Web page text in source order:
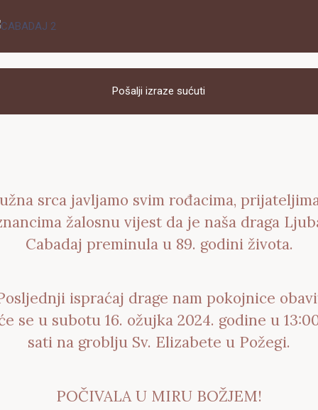
Pošalji izraze sućuti
srca javljamo svim rođacima,
žalosnu vijest da je naša draga
Cabadaj preminula u 89. godini života.
ispraćaj drage nam pokojnice
se u subotu 16. ožujka 2024. godine u
sati na groblju Sv. Elizabete u Požegi.
POČIVALA U MIRU BOŽJEM!